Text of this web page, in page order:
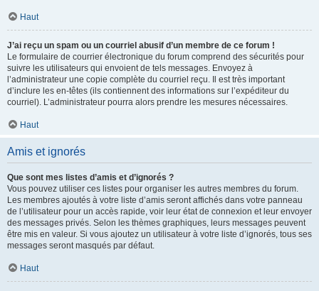
Haut
J’ai reçu un spam ou un courriel abusif d’un membre de ce forum !
Le formulaire de courrier électronique du forum comprend des sécurités pour
suivre les utilisateurs qui envoient de tels messages. Envoyez à
l’administrateur une copie complète du courriel reçu. Il est très important
d’inclure les en-têtes (ils contiennent des informations sur l’expéditeur du
courriel). L’administrateur pourra alors prendre les mesures nécessaires.
Haut
Amis et ignorés
Que sont mes listes d’amis et d’ignorés ?
Vous pouvez utiliser ces listes pour organiser les autres membres du forum.
Les membres ajoutés à votre liste d’amis seront affichés dans votre panneau
de l’utilisateur pour un accès rapide, voir leur état de connexion et leur envoyer
des messages privés. Selon les thèmes graphiques, leurs messages peuvent
être mis en valeur. Si vous ajoutez un utilisateur à votre liste d’ignorés, tous ses
messages seront masqués par défaut.
Haut